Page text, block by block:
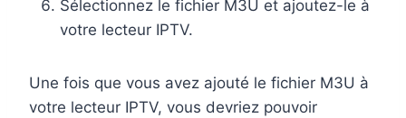
Sélectionnez le fichier M3U et ajoutez-le à
votre lecteur IPTV.
Une fois que vous avez ajouté le fichier M3U à
votre lecteur IPTV, vous devriez pouvoir